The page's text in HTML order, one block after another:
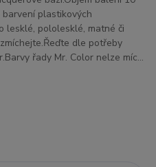
barvení plastikových
lesklé, pololesklé, matné či
dle potřeby
řady Mr. Color nelze míc...